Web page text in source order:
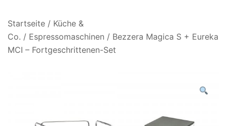
Startseite / Küche &
Co. / Espressomaschinen / Bezzera Magica S + Eureka
MCI – Fortgeschrittenen-Set